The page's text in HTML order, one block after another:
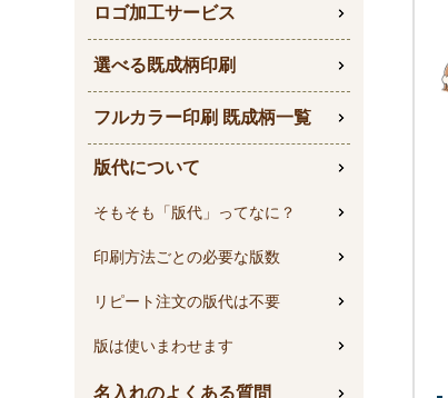
ロゴ加工サービス
選べる既成柄印刷
フルカラー印刷 既成柄一覧
版代について
そもそも「版代」ってなに？
印刷方法ごとの必要な版数
リピート注文の版代は不要
版は使いまわせます
名入れのよくある質問